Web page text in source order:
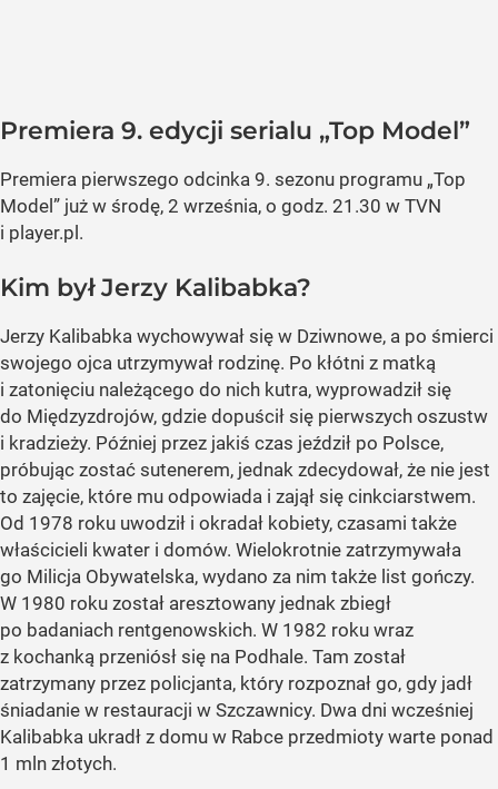
Premiera 9. edycji serialu „Top Model”
Premiera pierwszego odcinka 9. sezonu programu „Top
Model” już w środę, 2 września, o godz. 21.30 w TVN
i player.pl.
Kim był Jerzy Kalibabka?
Jerzy Kalibabka wychowywał się w Dziwnowe, a po śmierci
swojego ojca utrzymywał rodzinę. Po kłótni z matką
i zatonięciu należącego do nich kutra, wyprowadził się
do Międzyzdrojów, gdzie dopuścił się pierwszych oszustw
i kradzieży. Później przez jakiś czas jeździł po Polsce,
próbując zostać sutenerem, jednak zdecydował, że nie jest
to zajęcie, które mu odpowiada i zajął się cinkciarstwem.
Od 1978 roku uwodził i okradał kobiety, czasami także
właścicieli kwater i domów. Wielokrotnie zatrzymywała
go Milicja Obywatelska, wydano za nim także list gończy.
W 1980 roku został aresztowany jednak zbiegł
po badaniach rentgenowskich. W 1982 roku wraz
z kochanką przeniósł się na Podhale. Tam został
zatrzymany przez policjanta, który rozpoznał go, gdy jadł
śniadanie w restauracji w Szczawnicy. Dwa dni wcześniej
Kalibabka ukradł z domu w Rabce przedmioty warte ponad
1 mln złotych.